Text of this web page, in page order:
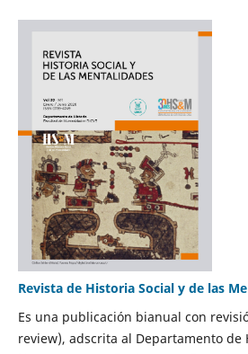
Revista de Historia Social y de las
Es una publicación bianual con
review), adscrita al Departamento de